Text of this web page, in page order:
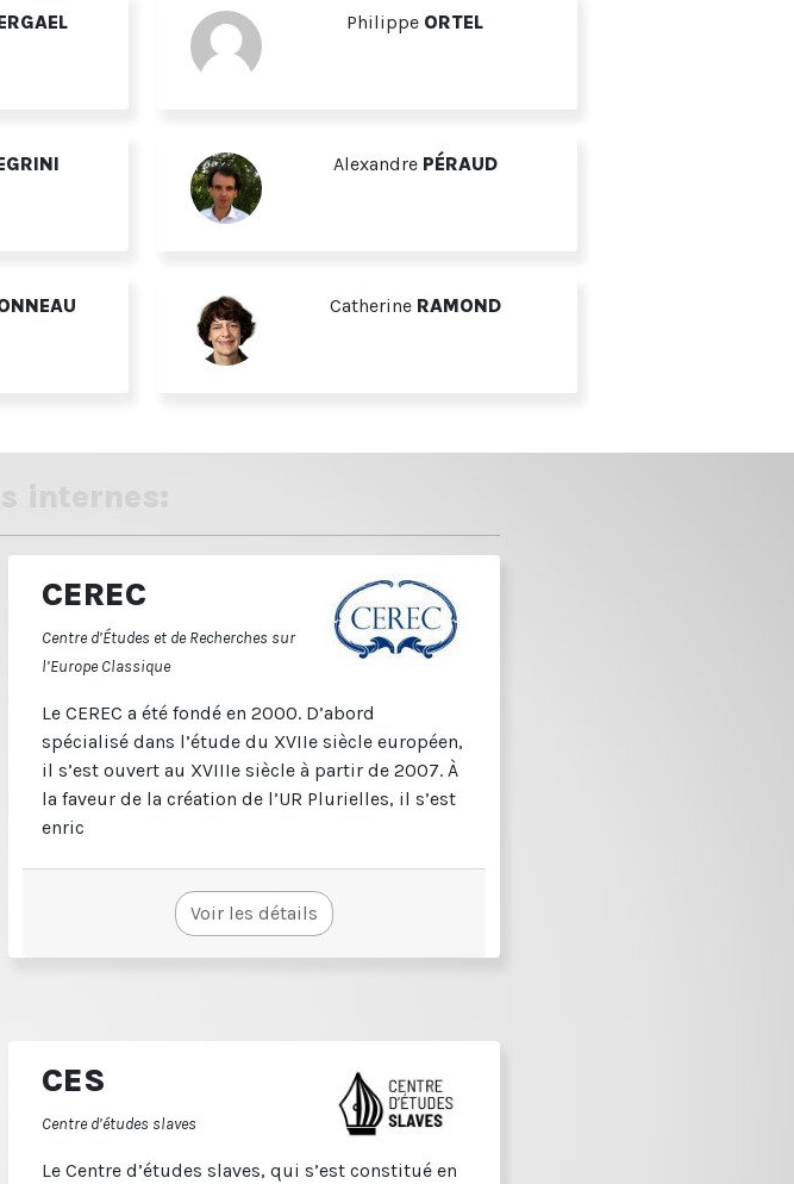
Philippe ORTEL
Alexandre PÉRAUD
Catherine RAMOND
CEREC
Centre d’Études et de Recherches sur
l’Europe Classique
Le CEREC a été fondé en 2000. D’abord
spécialisé dans l’étude du XVIIe siècle européen,
il s’est ouvert au XVIIIe siècle à partir de 2007. À
la faveur de la création de l’UR Plurielles, il s’est
enric
Voir les détails
CES
Centre d’études slaves
Le Centre d’études slaves, qui s’est constitué en